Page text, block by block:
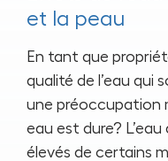
et la peau
En tant que
qualité de l’eau qui
une préoccupation
eau est dure?
élevés de certains